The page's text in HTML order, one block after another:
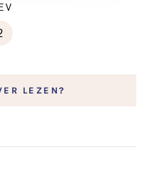
LEZEN?